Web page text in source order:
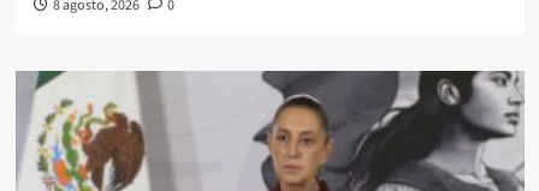
8 agosto, 2026 0